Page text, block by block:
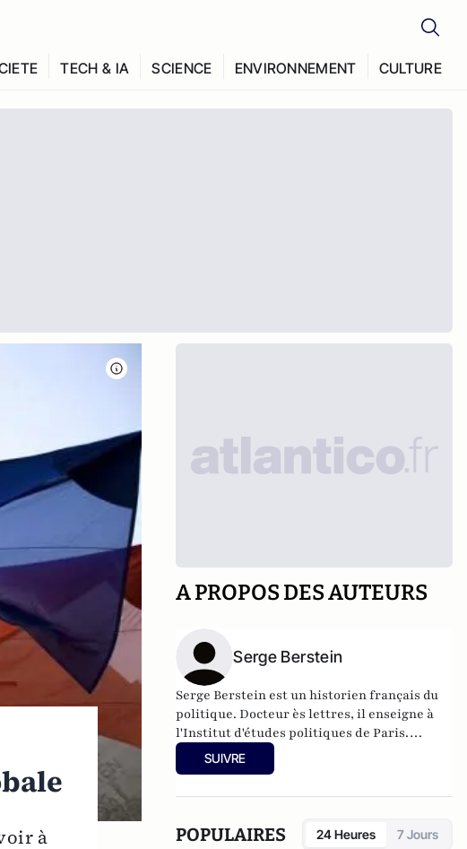
TECH & IA SCIENCE ENVIRONNEMENT CULTURE
à
A PROPOS DES AUTEURS
Serge Berstein
Serge Berstein est un historien français du
politique. Docteur ès lettres, il enseigne à
l'Institut d'études politiques de Paris.
Membre des conseils scientifiques de
laFondation Charles de Gaulle
SUIVRE
POPULAIRES 24 Heures 7 Jours